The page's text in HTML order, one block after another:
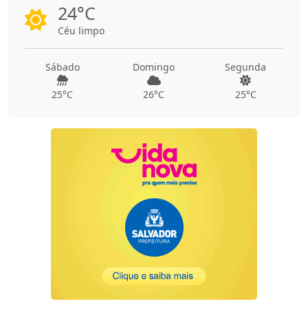
24°C
Céu limpo
Sábado
25°C
Domingo
26°C
Segunda
25°C